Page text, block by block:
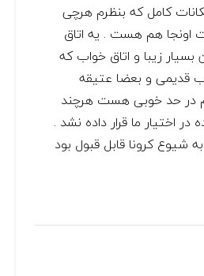
کامل که بنظرم هرچی
هم هست . یه اتاق
زیبا و اتاق خواب که
قدیمی و بعضا عتیقه
در حد خوبی هست هرچند
در اختیار ما قرار داده نشد .
شیوع کرونا قابل قبول بود